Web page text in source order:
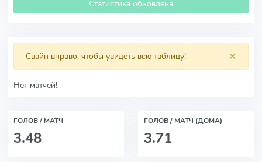
Статистика обновлена
×
Свайп вправо, чтобы увидеть всю таблицу!
Нет матчей!
ГОЛОВ / МАТЧ
3.48
ГОЛОВ / МАТЧ (ДОМА)
3.71